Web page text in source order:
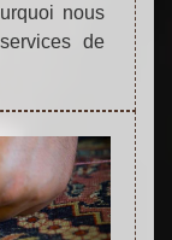
nous
de